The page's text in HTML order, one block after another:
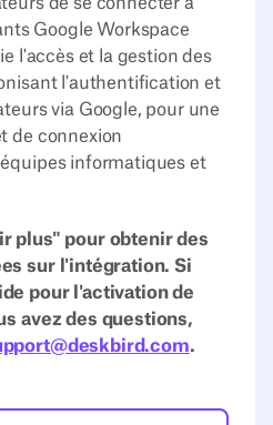
Google Workspace
l'accès et la gestion des
l'authentification et
via Google, pour une
de connexion
informatiques et
plus" pour obtenir des
sur l'intégration. Si
pour l'activation de
avez des questions,
.‍